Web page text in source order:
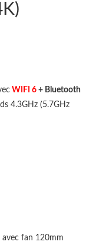
WIFI 6 + Bluetooth
4.3GHz (5.7GHz
avec fan 120mm